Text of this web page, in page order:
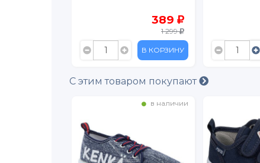
499
999
В КОРЗИНУ
С этим товаром покупают
в наличии